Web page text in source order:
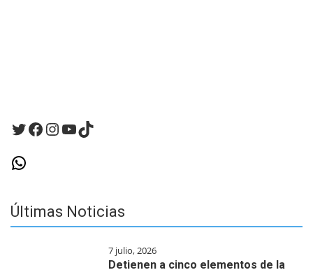
Twitter
Facebook
Instagram
YouTube
TikTok
WhatsApp
Últimas Noticias
7 julio, 2026
Detienen a cinco elementos de la